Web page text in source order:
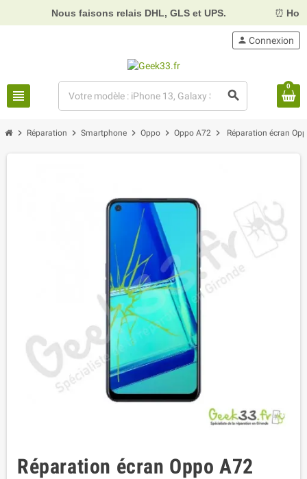
Nous faisons relais DHL, GLS et UPS. Horaires :
view_headline search
person Connexion
0
chevron_right Réparation chevron_right Smartphone chevron_right Oppo chevron_right Oppo A72 chevron_right Réparation écran
Réparation écran Oppo A72